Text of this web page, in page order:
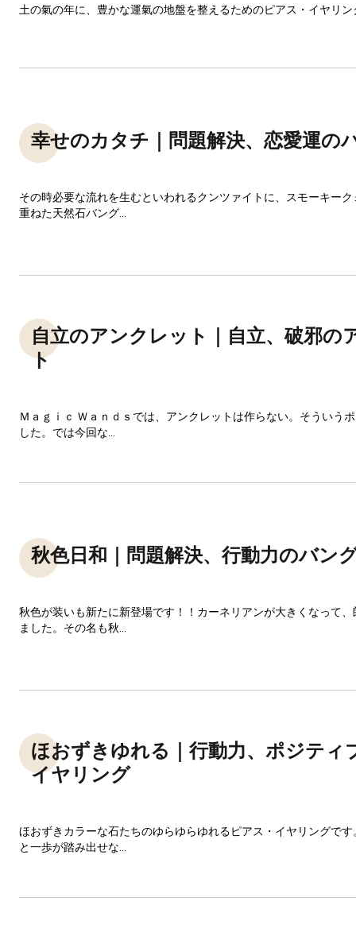
土の氣の年に、豊かな運氣の地盤を整えるためのピアス・イヤリン
幸せのカタチ｜問題解決、恋愛運の
その時必要な流れを生むといわれるクンツァイトに、スモーキー
重ねた天然石バング...
自立のアンクレット｜自立、破邪の
ト
Ｍａｇｉｃ Ｗａｎｄｓでは、アンクレットは作らない。そういう
した。では今回な...
秋色日和｜問題解決、行動力のバン
秋色が装いも新たに新登場です！！カーネリアンが大きくなって
ました。その名も秋...
ほおずきゆれる｜行動力、ポジティ
イヤリング
ほおずきカラーな石たちのゆらゆらゆれるピアス・イヤリングで
と一歩が踏み出せな...